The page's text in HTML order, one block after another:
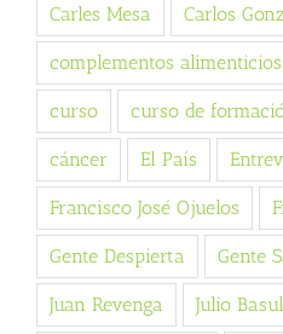
Carles Mesa Carlos
complementos alimenticios
curso curso de
cáncer El País
Francisco José Ojuelos
Gente Despierta Gente
Juan Revenga Julio